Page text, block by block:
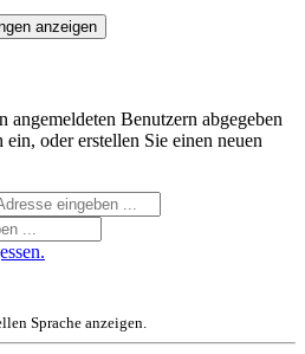
anzeigen
Benutzern abgegeben
oder erstellen Sie einen neuen
Sprache anzeigen.